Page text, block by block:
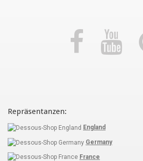
Repräsentanzen:
England
Germany
France